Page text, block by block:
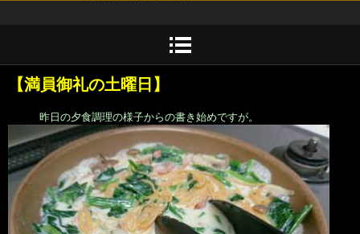
【満員御礼の土曜日】
昨日の夕食調理の様子からの書き始めですが。